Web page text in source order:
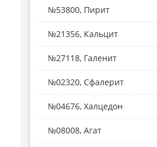
№53800, Пирит
№21356, Кальцит
№27118, Галенит
№02320, Сфалерит
№04676, Халцедон
№08008, Агат